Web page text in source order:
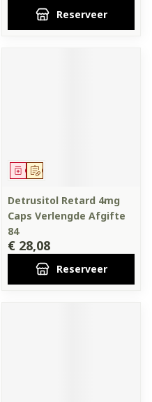
Reserveer
Op voorschrift
Geneesmiddel
Detrusitol Retard 4mg
Caps Verlengde Afgifte
84
€ 28,08
Reserveer